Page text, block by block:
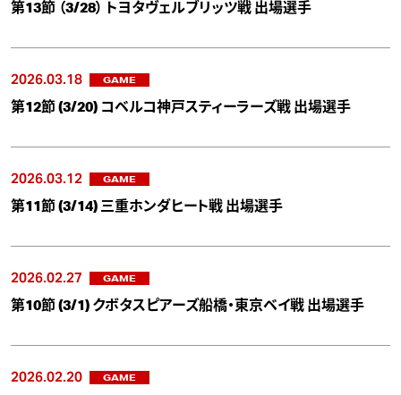
第13節 （3/28） トヨタヴェルブリッツ戦 出場選手
2026.03.18 GAME
第12節 (3/20) コベルコ神戸スティーラーズ戦 出場選手
2026.03.12 GAME
第11節 (3/14) 三重ホンダヒート戦 出場選手
2026.02.27 GAME
第10節 (3/1) クボタスピアーズ船橋・東京ベイ戦 出場選手
2026.02.20 GAME